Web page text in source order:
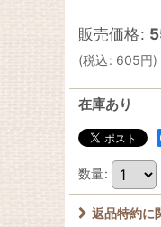
販売価格:
(税込: 605円)
在庫あり
数量:
返品特約に